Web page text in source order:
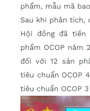
phẩm, mẫu mã
Sau khi phân tích,
Hội đồng đã tiến
phẩm OCOP năm
đối với 12 sản
tiêu chuẩn OCOP
tiêu chuẩn OCOP